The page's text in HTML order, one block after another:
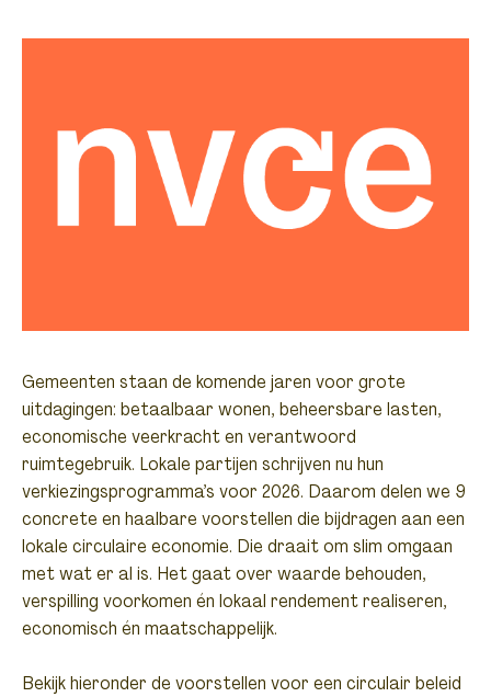
Gemeenten staan de komende jaren voor grote
uitdagingen: betaalbaar wonen, beheersbare lasten,
economische veerkracht en verantwoord
ruimtegebruik. Lokale partijen schrijven nu hun
verkiezingsprogramma’s voor 2026. Daarom delen we 9
concrete en haalbare voorstellen die bijdragen aan een
lokale circulaire economie. Die draait om slim omgaan
met wat er al is. Het gaat over waarde behouden,
verspilling voorkomen én lokaal rendement realiseren,
economisch én maatschappelijk.
Bekijk hieronder de voorstellen voor een circulair beleid